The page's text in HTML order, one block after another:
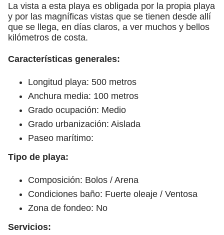
La vista a esta playa es obligada por la propia playa
y por las magníficas vistas que se tienen desde allí
que se llega, en días claros, a ver muchos y bellos
kilómetros de costa.
Características generales:
Longitud playa: 500 metros
Anchura media: 100 metros
Grado ocupación: Medio
Grado urbanización: Aislada
Paseo marítimo:
Tipo de playa:
Composición: Bolos / Arena
Condiciones baño: Fuerte oleaje / Ventosa
Zona de fondeo: No
Servicios: